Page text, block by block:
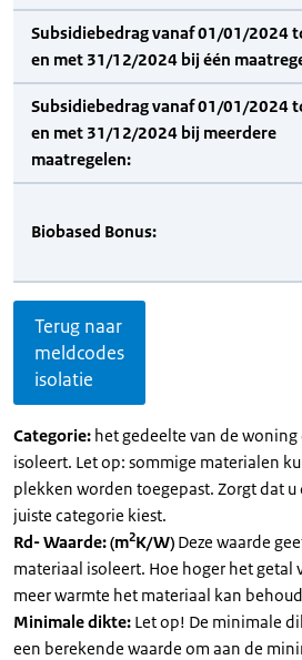
Subsidiebedrag vanaf 01/01/2024
en met 31/12/2024 bij één
Subsidiebedrag vanaf 01/01/2024
en met 31/12/2024 bij meerdere
maatregelen:
Biobased Bonus:
Terug naar
meldcodes
isolatie
Categorie: het gedeelte van de
isoleert. Let op: sommige materialen
plekken worden toegepast. Zorgt dat
juiste categorie kiest.
Rd- Waarde: (m2K/W) Deze waarde
materiaal isoleert. Hoe hoger het getal
meer warmte het materiaal kan
Minimale dikte: Let op! De minimale
een berekende waarde om aan de